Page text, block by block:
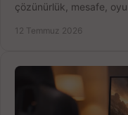
çözünürlük, mesafe,
12 Temmuz 2026